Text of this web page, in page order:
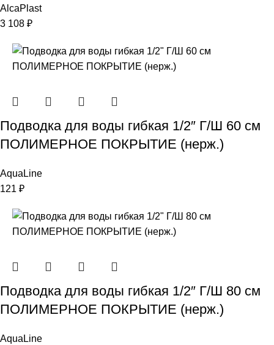
AlcaPlast
3 108 ₽
Подводка для воды гибкая 1/2″ Г/Ш 60 см
ПОЛИМЕРНОЕ ПОКРЫТИЕ (нерж.)
AquaLine
121 ₽
Подводка для воды гибкая 1/2″ Г/Ш 80 см
ПОЛИМЕРНОЕ ПОКРЫТИЕ (нерж.)
AquaLine